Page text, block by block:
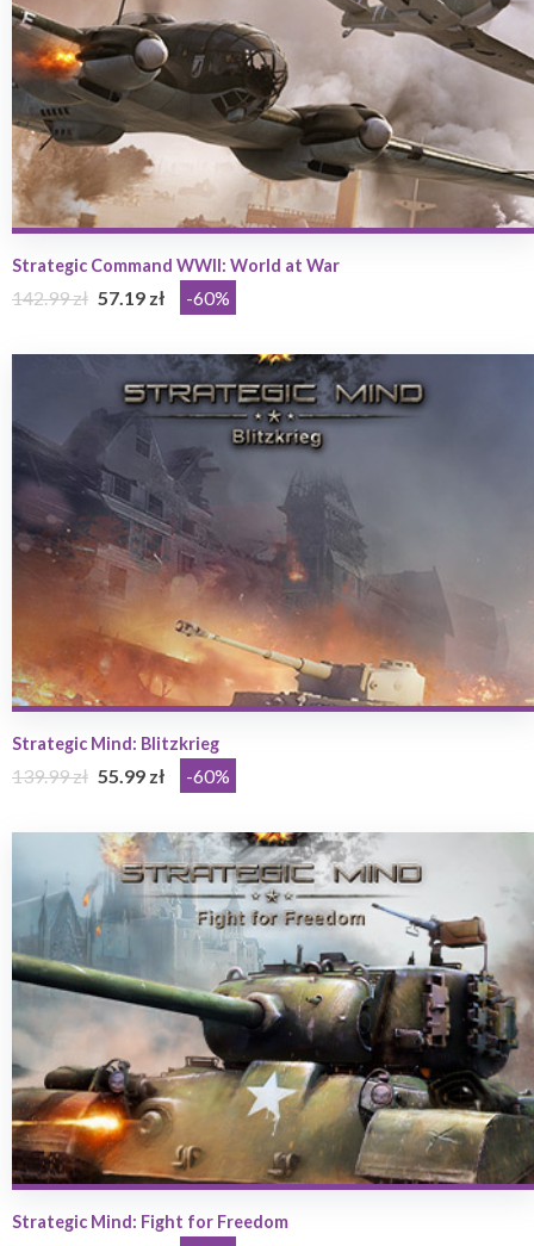
Strategic Command WWII: World at War
142.99 zł 57.19 zł -60%
Strategic Mind: Blitzkrieg
139.99 zł 55.99 zł -60%
Strategic Mind: Fight for Freedom